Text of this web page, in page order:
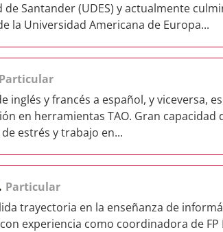
de Santander (UDES) y actualmente
la Universidad Americana de Europa...
Particular
inglés y francés a español, y viceversa,
en herramientas TAO. Gran capacidad
estrés y trabajo en...
Particular
trayectoria en la enseñanza de
experiencia como coordinadora de FP